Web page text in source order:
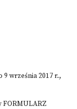
9 września 2017 r.,
FORMULARZ